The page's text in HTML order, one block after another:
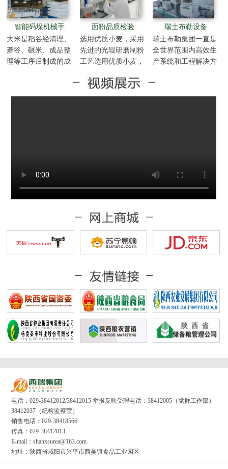
智能码垛机械手
大米是稻谷经清理、
砻谷、碾米、成品整
理等工序后制成的成
面粉品质检验
选用优质小麦，采用
先进的光辊研磨制粉
工艺选用优质小麦，
制粉工艺选用优质小
麦，采用先进的光辊
瑞士布勒设备
瑞士布勒集团一直是
全世界范围内高效生
产系统和工程解决方
为粮食与食品等工业
设计和建造世界一流
电话：029-38412012/38412015 举报反映受理电话：38412005（党群工作部）
38412037（纪检监察室）
销售电话：029-38418566
传真：029-38412013
E-mail：shanxsurea@163.com
地址：陕西省咸阳市兴平市西吴镇食品工业园区